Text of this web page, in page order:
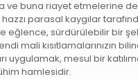
ve buna riayet etmelerine
parasal kaygılar
eğlence, sürdürülebilir bir
mali kısıtlamalarınızın
uygulamak, mesul bir
hamlesidir.